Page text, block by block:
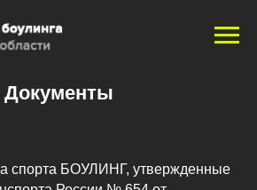
Документы
спорта БОУЛИНГ, утвержденные